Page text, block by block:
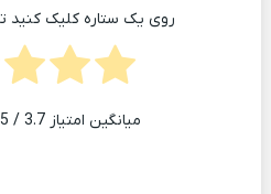
روی یک ستاره کلیک کنید
میانگین امتیاز3.7 / 5. شمارش آرا: